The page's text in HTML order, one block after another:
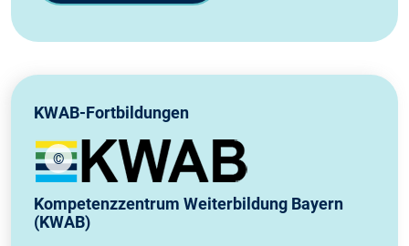
KWAB-Fortbildungen
©
Logo: KWAB
Kompetenzzentrum Weiterbildung Bayern
(KWAB)